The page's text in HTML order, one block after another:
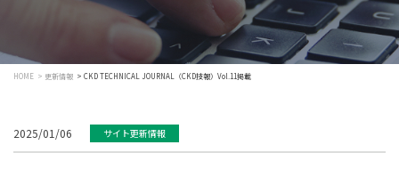
HOME 更新情報 CKD TECHNICAL JOURNAL（CKD技報）Vol.11掲載
2025/01/06 サイト更新情報